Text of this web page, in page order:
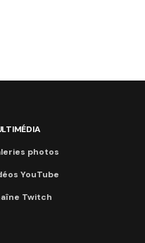
photos
YouTube
Twitch